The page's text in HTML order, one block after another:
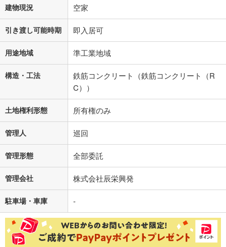
建物現況 空家
引き渡し可能時期 即入居可
用途地域 準工業地域
構造・工法
鉄筋コンクリート（鉄筋コンクリート（R
C））
土地権利形態 所有権のみ
管理人 巡回
管理形態 全部委託
管理会社 株式会社辰栄興発
駐車場・車庫 -